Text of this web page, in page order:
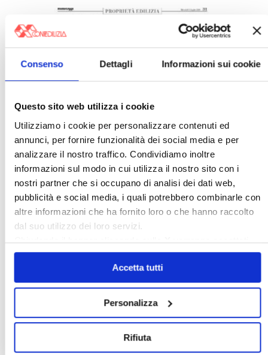
Consenso Dettagli Informazioni sui cookie
Questo sito web utilizza i cookie
Utilizziamo i cookie per personalizzare contenuti ed
annunci, per fornire funzionalità dei social media e per
analizzare il nostro traffico. Condividiamo inoltre
informazioni sul modo in cui utilizza il nostro sito con i
nostri partner che si occupano di analisi dei dati web,
pubblicità e social media, i quali potrebbero combinarle con
altre informazioni che ha fornito loro o che hanno raccolto
dal suo utilizzo dei loro servizi.
Chiudendo il banner cliccando sullaXverranno accettati
solo i cookie necessari.
Accetta tutti
Personalizza
Rifiuta
Italia Oggi – Luglio 2026
〉 Rubriche
〉 Notizie e Banche dati